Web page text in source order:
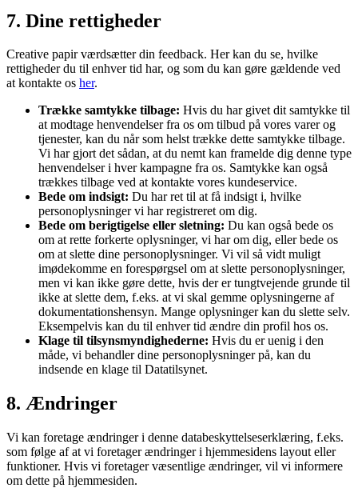
7. Dine rettigheder
Creative papir værdsætter din feedback. Her kan du se, hvilke
rettigheder du til enhver tid har, og som du kan gøre gældende ved
at kontakte os her.
Trække samtykke tilbage: Hvis du har givet dit samtykke til
at modtage henvendelser fra os om tilbud på vores varer og
tjenester, kan du når som helst trække dette samtykke tilbage.
Vi har gjort det sådan, at du nemt kan framelde dig denne type
henvendelser i hver kampagne fra os. Samtykke kan også
trækkes tilbage ved at kontakte vores kundeservice.
Bede om indsigt: Du har ret til at få indsigt i, hvilke
personoplysninger vi har registreret om dig.
Bede om berigtigelse eller sletning: Du kan også bede os
om at rette forkerte oplysninger, vi har om dig, eller bede os
om at slette dine personoplysninger. Vi vil så vidt muligt
imødekomme en forespørgsel om at slette personoplysninger,
men vi kan ikke gøre dette, hvis der er tungtvejende grunde til
ikke at slette dem, f.eks. at vi skal gemme oplysningerne af
dokumentationshensyn. Mange oplysninger kan du slette selv.
Eksempelvis kan du til enhver tid ændre din profil hos os.
Klage til tilsynsmyndighederne: Hvis du er uenig i den
måde, vi behandler dine personoplysninger på, kan du
indsende en klage til Datatilsynet.
8. Ændringer
Vi kan foretage ændringer i denne databeskyttelseserklæring, f.eks.
som følge af at vi foretager ændringer i hjemmesidens layout eller
funktioner. Hvis vi foretager væsentlige ændringer, vil vi informere
om dette på hjemmesiden.